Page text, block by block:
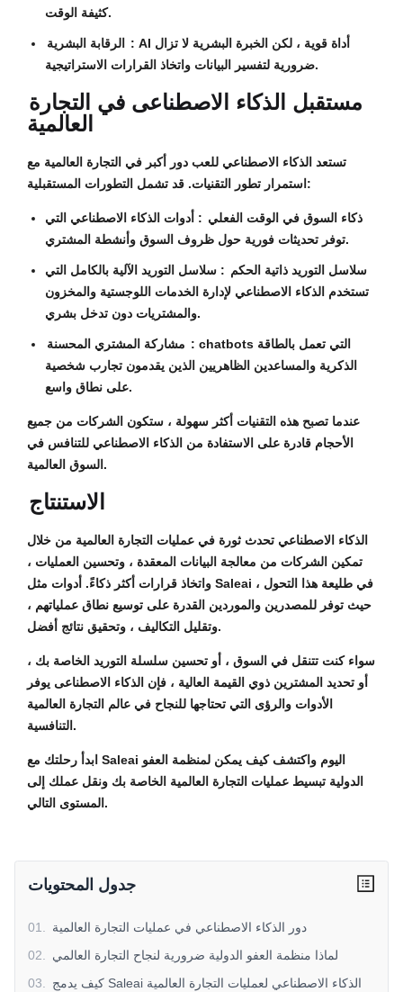
كثيفة الوقت.
: AI أداة قوية ، لكن الخبرة البشرية لا تزال
ضرورية لتفسير البيانات واتخاذ القرارات الاستراتيجية.
مستقبل الذكاء الاصطناعى في التجارة
العالمية
تستعد الذكاء الاصطناعي للعب دور أكبر في التجارة العالمية مع
استمرار تطور التقنيات. قد تشمل التطورات المستقبلية:
ذكاء السوق في الوقت الفعلي : أدوات الذكاء الاصطناعي التي
توفر تحديثات فورية حول ظروف السوق وأنشطة المشتري.
سلاسل التوريد ذاتية الحكم : سلاسل التوريد الآلية بالكامل التي
تستخدم الذكاء الاصطناعي لإدارة الخدمات اللوجستية والمخزون
والمشتريات دون تدخل بشري.
: chatbots التي تعمل بالطاقة
الذكرية والمساعدين الظاهريين الذين يقدمون تجارب شخصية
على نطاق واسع.
عندما تصبح هذه التقنيات أكثر سهولة ، ستكون الشركات من جميع
الأحجام قادرة على الاستفادة من الذكاء الاصطناعي للتنافس في
السوق العالمية.
الاستنتاج
الذكاء الاصطناعي تحدث ثورة في عمليات التجارة العالمية من خلال
تمكين الشركات من معالجة البيانات المعقدة ، وتحسين العمليات ،
واتخاذ قرارات أكثر ذكاءً. أدوات مثل Saleai في طليعة هذا التحول ،
حيث توفر للمصدرين والموردين القدرة على توسيع نطاق عملياتهم ،
وتقليل التكاليف ، وتحقيق نتائج أفضل.
سواء كنت تتنقل في السوق ، أو تحسين سلسلة التوريد الخاصة بك ،
أو تحديد المشترين ذوي القيمة العالية ، فإن الذكاء الاصطناعى يوفر
الأدوات والرؤى التي تحتاجها للنجاح في عالم التجارة العالمية
التنافسية.
ابدأ رحلتك مع Saleai اليوم واكتشف كيف يمكن لمنظمة العفو
الدولية تبسيط عمليات التجارة العالمية الخاصة بك ونقل عملك إلى
المستوى التالي.
جدول المحتويات
01
دور الذكاء الاصطناعي في عمليات التجارة العالمية
02
لماذا منظمة العفو الدولية ضرورية لنجاح التجارة العالمي
03
كيف يدمج Saleai الذكاء الاصطناعي لعمليات التجارة العالمية